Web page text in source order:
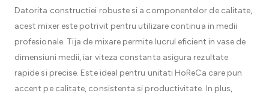
Datorita constructiei robuste si a componentelor de calitate,
acest mixer este potrivit pentru utilizare continua in medii
profesionale. Tija de mixare permite lucrul eficient in vase de
dimensiuni medii, iar viteza constanta asigura rezultate
rapide si precise. Este ideal pentru unitati HoReCa care pun
accent pe calitate, consistenta si productivitate. In plus,